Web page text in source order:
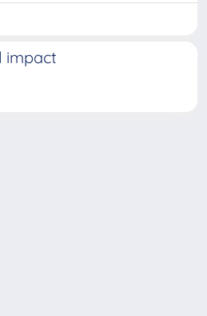
impact